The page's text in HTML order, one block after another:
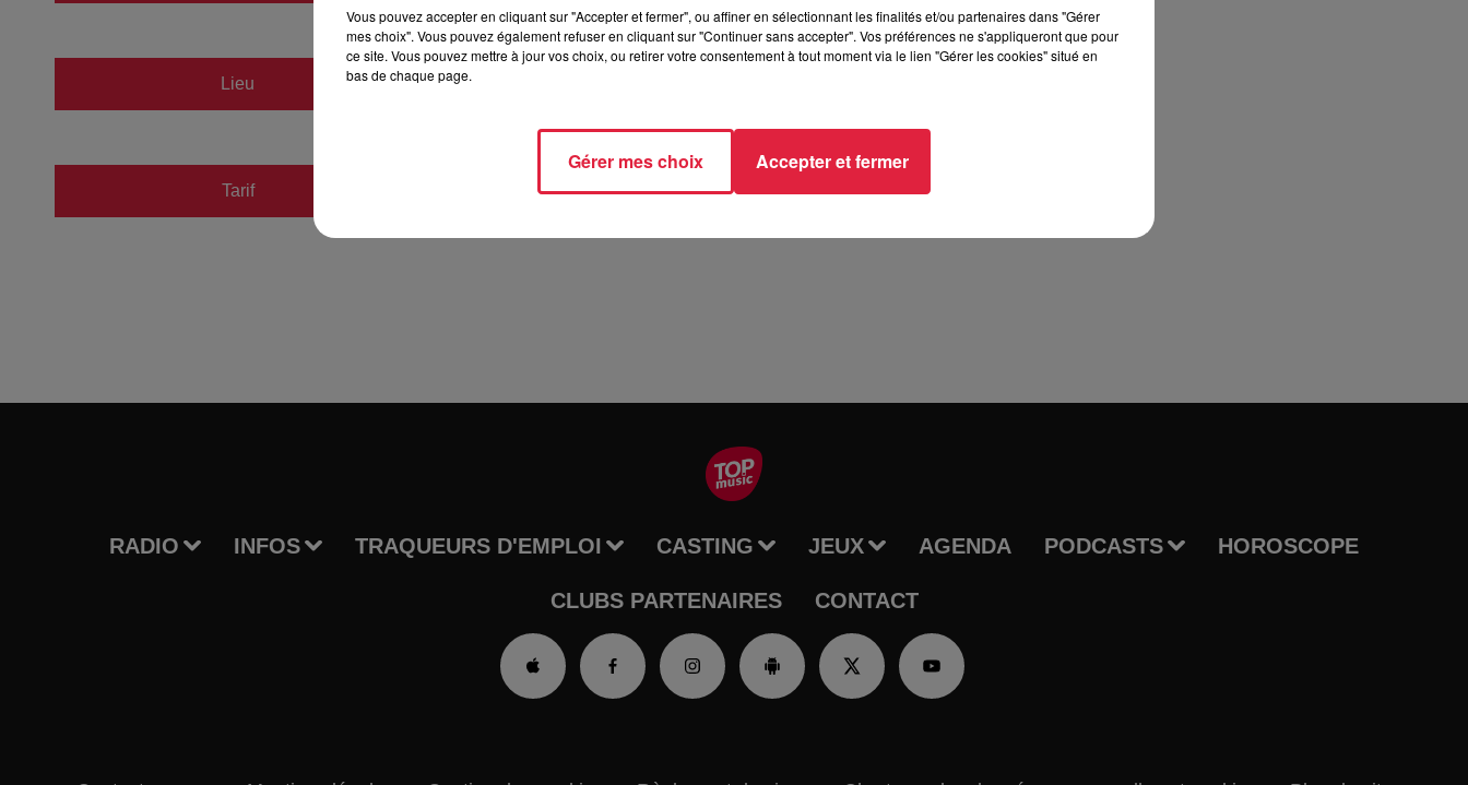
Lieu HAGUENAU (67)
Tarif
RADIO INFOS TRAQUEURS D'EMPLOI CASTING JEUX AGENDA PODCASTS HOROSCOPE
CLUBS PARTENAIRES CONTACT
Vous pouvez accepter en cliquant sur "Accepter et fermer", ou affiner en sélectionnant les finalités et/ou partenaires dans "Gérer
mes choix". Vous pouvez également refuser en cliquant sur "Continuer sans accepter". Vos préférences ne s'appliqueront que pour
ce site. Vous pouvez mettre à jour vos choix, ou retirer votre consentement à tout moment via le lien "Gérer les cookies" situé en
bas de chaque page.
Gérer mes choix Accepter et fermer